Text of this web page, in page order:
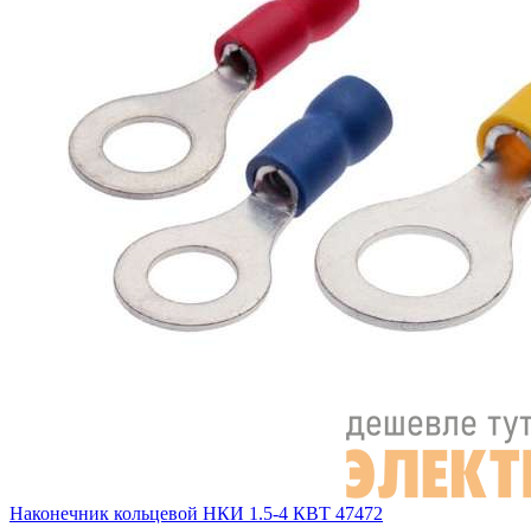
Наконечник кольцевой НКИ 1.5-4 КВТ 47472